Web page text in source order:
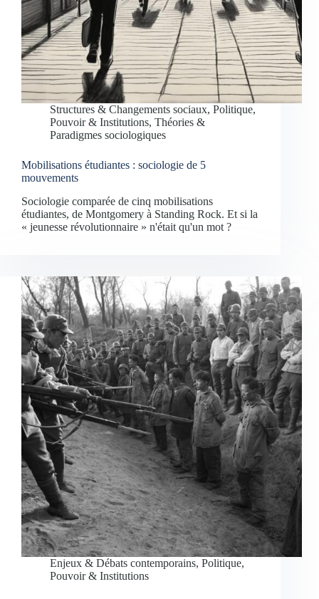
Structures & Changements sociaux, Politique,
Pouvoir & Institutions, Théories &
Paradigmes sociologiques
Mobilisations étudiantes : sociologie de 5
mouvements
Sociologie comparée de cinq mobilisations
étudiantes, de Montgomery à Standing Rock. Et si la
« jeunesse révolutionnaire » n'était qu'un mot ?
Enjeux & Débats contemporains, Politique,
Pouvoir & Institutions